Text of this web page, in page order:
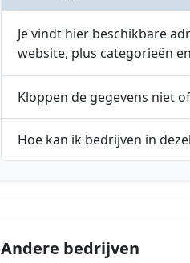
Je vindt hier beschikbare
website, plus categorieën
Kloppen de gegevens niet
Hoe kan ik bedrijven in
Andere bedrijven